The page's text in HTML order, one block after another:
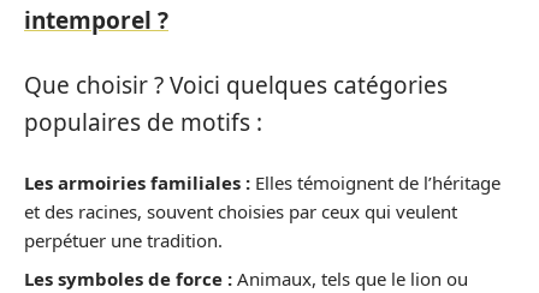
intemporel ?
Que choisir ? Voici quelques catégories
populaires de motifs :
Les armoiries familiales : Elles témoignent de l’héritage
et des racines, souvent choisies par ceux qui veulent
perpétuer une tradition.
Les symboles de force : Animaux, tels que le lion ou